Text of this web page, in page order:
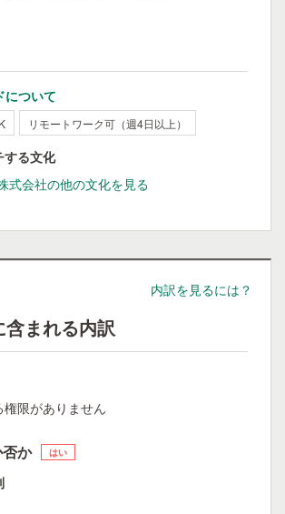
について
リモートワーク可（週4日以上）
する文化
式会社の他の文化を見る
内訳を見るには？
まれる内訳
限がありません
か はい